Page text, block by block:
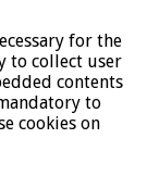
for the
to collect user
contents
to
cookies on